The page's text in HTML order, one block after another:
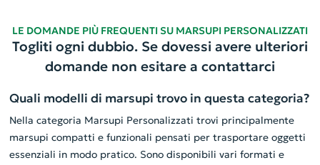
LE DOMANDE PIÙ FREQUENTI SU MARSUPI PERSONALIZZATI
Togliti ogni dubbio. Se dovessi avere ulteriori
domande non esitare a contattarci
Quali modelli di marsupi trovo in questa categoria?
Nella categoria Marsupi Personalizzati trovi principalmente
marsupi compatti e funzionali pensati per trasportare oggetti
essenziali in modo pratico. Sono disponibili vari formati e